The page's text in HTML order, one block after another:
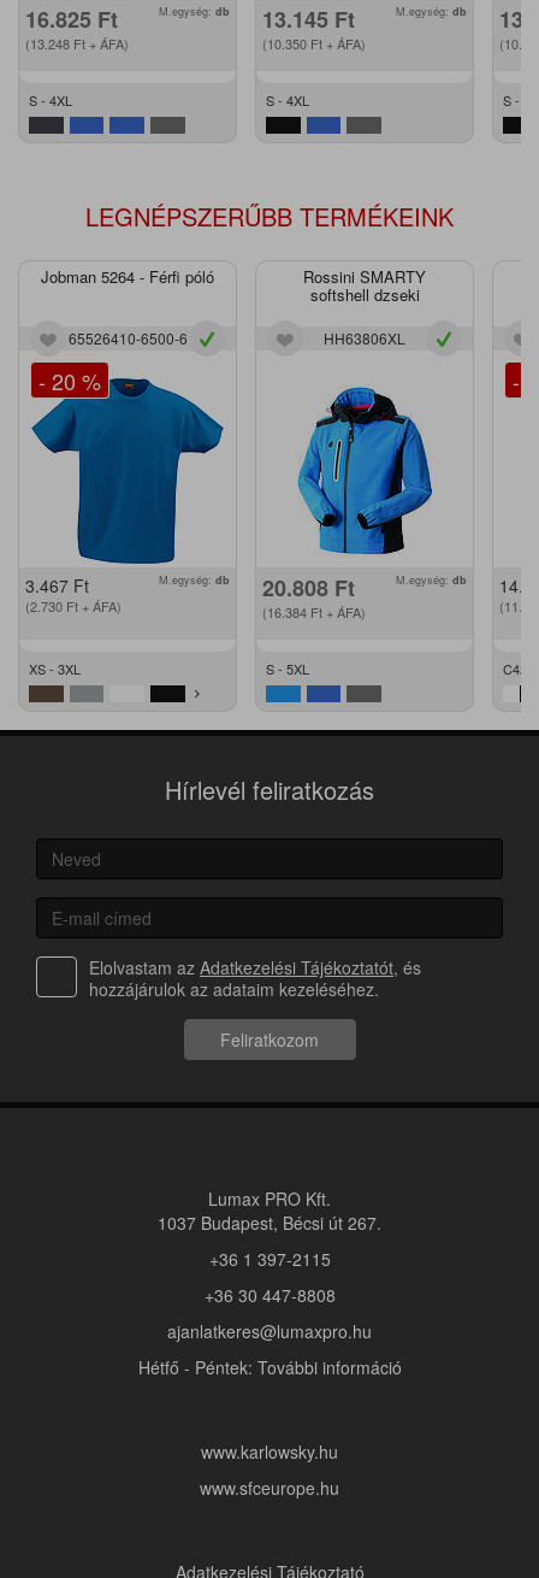
16.825 Ft
(13.248 Ft + ÁFA)
M.egység: db
S - 4XL
13.145 Ft
(10.350 Ft + ÁFA)
M.egység: db
S - 4XL S -
LEGNÉPSZERŰBB TERMÉKEINK
Jobman 5264 - Férfi póló
65526410-6500-6
- 20 %
3.467 Ft
(2.730 Ft + ÁFA)
M.egység: db
XS - 3XL
Rossini SMARTY
softshell dzseki
HH63806XL
20.808 Ft
(16.384 Ft + ÁFA)
M.egység: db
S - 5XL
-
C42 -
Hírlevél feliratkozás
Elolvastam az Adatkezelési Tájékoztatót, és
hozzájárulok az adataim kezeléséhez.
Feliratkozom
Lumax PRO Kft.
1037 Budapest, Bécsi út 267.
+36 1 397-2115
+36 30 447-8808
ajanlatkeres@lumaxpro.hu
Hétfő - Péntek: További információ
www.karlowsky.hu
www.sfceurope.hu
Adatkezelési Tájékoztató